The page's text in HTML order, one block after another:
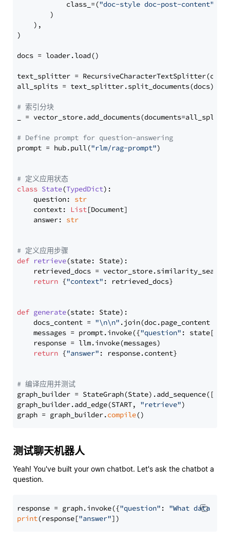
            class_=(
"doc-style doc-post-content"
        )
    ),
)
docs = loader.load()
text_splitter =
all_splits = text_splitter.split_documents(docs)
# 索引分块
_ = vector_store.add_documents(documents=all_splits)
# Define prompt for question-answering
prompt = hub.pull("rlm/rag-prompt")
# 定义应用状态
class State(TypedDict):
    question:
str
    context:
List[Document]
    answer:
str
# 定义应用步骤
def retrieve(state: State):
retrieved_docs =
return {"context" : retrieved_docs}
def generate(state: State):
    docs_content =
"\n\n" .join(doc.page_content
    messages = prompt.invoke({
"question" : state[
    response = llm.invoke(messages)
return {"answer" : response.content}
# 编译应用并测试
graph_builder =
graph_builder.add_edge(START, "retrieve")
graph = graph_builder.compile
测试聊天机器人
Yeah! You've built your own chatbot. Let's ask the chatbot a
question.
response = graph.invoke({"question" : "What data
print(response["answer"